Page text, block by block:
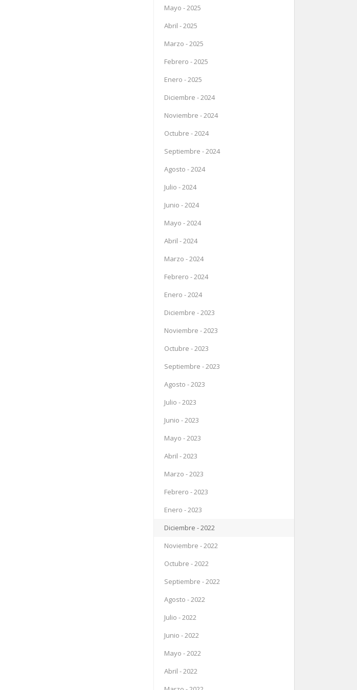
Mayo - 2025
Abril - 2025
Marzo - 2025
Febrero - 2025
Enero - 2025
Diciembre - 2024
Noviembre - 2024
Octubre - 2024
Septiembre - 2024
Agosto - 2024
Julio - 2024
Junio - 2024
Mayo - 2024
Abril - 2024
Marzo - 2024
Febrero - 2024
Enero - 2024
Diciembre - 2023
Noviembre - 2023
Octubre - 2023
Septiembre - 2023
Agosto - 2023
Julio - 2023
Junio - 2023
Mayo - 2023
Abril - 2023
Marzo - 2023
Febrero - 2023
Enero - 2023
Diciembre - 2022
Noviembre - 2022
Octubre - 2022
Septiembre - 2022
Agosto - 2022
Julio - 2022
Junio - 2022
Mayo - 2022
Abril - 2022